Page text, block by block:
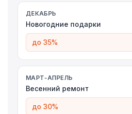
ДЕКАБРЬ
Новогодние подарки
до 35%
МАРТ-АПРЕЛЬ
Весенний ремонт
до 30%